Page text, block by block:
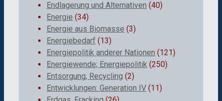
Endlagerung und Alternativen (40)
Energie (34)
Energie aus Biomasse (3)
Energiebedarf (13)
Energiepolitik anderer Nationen (121)
Energiewende; Energiepolitik (250)
Entsorgung, Recycling (2)
Entwicklungen: Generation IV (11)